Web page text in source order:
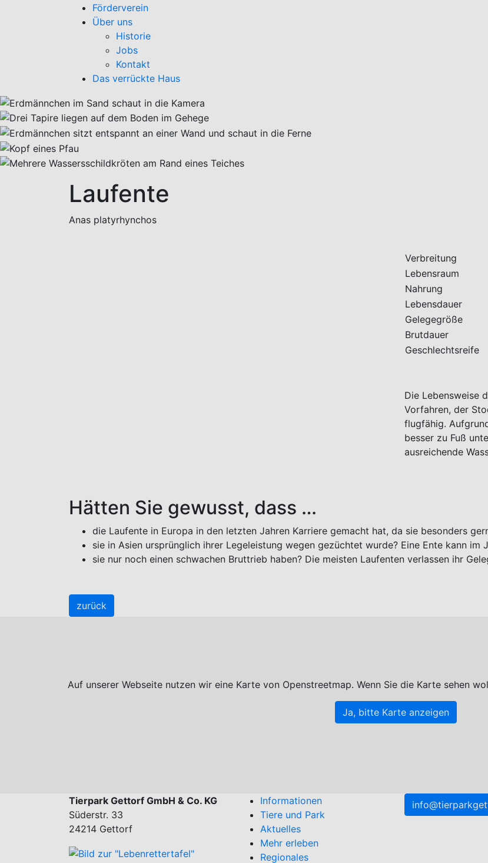
Förderverein
Über uns
Historie
Jobs
Kontakt
Das verrückte Haus
Laufente
Anas platyrhynchos
Verbreitung
Lebensraum
Nahrung
Lebensdauer
Gelegegröße
Brutdauer
Geschlechtsreife
Die Lebensweise
Vorfahren, der
flugfähig.
besser zu Fuß
ausreichende
Hätten Sie gewusst, dass …
die Laufente in Europa in den letzten Jahren Karriere gemacht hat, da sie besonders
sie in Asien ursprünglich ihrer Legeleistung wegen gezüchtet wurde? Eine Ente kann im
sie nur noch einen schwachen Bruttrieb haben? Die meisten Laufenten verlassen ihr
zurück
Auf unserer Webseite nutzen wir eine Karte von Openstreetmap. Wenn Sie die Karte sehen
Ja, bitte Karte anzeigen
Tierpark Gettorf GmbH & Co. KG
Süderstr. 33
24214 Gettorf
Informationen
Tiere und Park
Aktuelles
Mehr erleben
Regionales